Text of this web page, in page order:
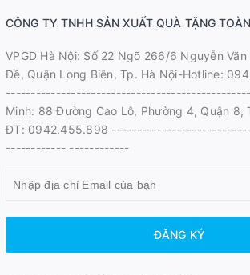
CÔNG TY TNHH SẢN XUẤT QUÀ TẶNG
VPGD Hà Nội: Số 22 Ngõ 266/6 Nguyễn
Đề, Quận Long Biên, Tp. Hà Nội-Hotline:
Minh: 88 Đường Cao Lỗ, Phường 4, Quận 8,
ĐT: 0942.455.898
------------ ------------
ĐĂNG KÝ